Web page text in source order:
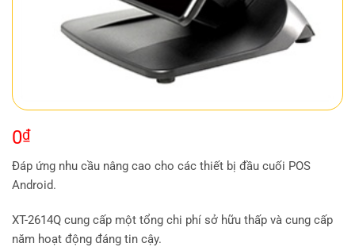
0₫
Đáp ứng nhu cầu nâng cao cho các thiết bị đầu cuối POS
Android.
XT-2614Q cung cấp một tổng chi phí sở hữu thấp và cung cấp
năm hoạt động đáng tin cậy.